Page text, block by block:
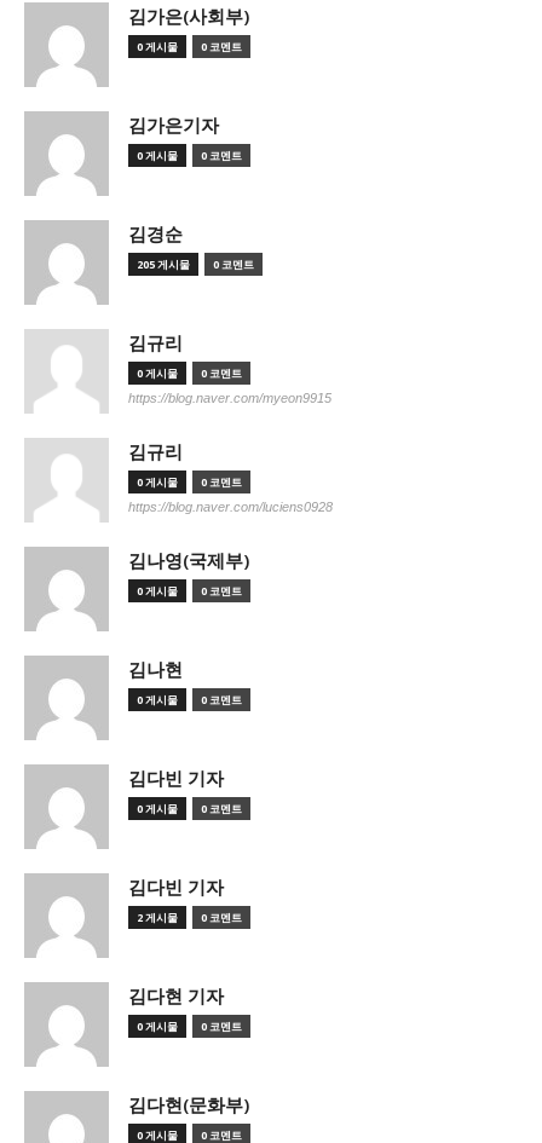
김가은(사회부)
0 게시물 0 코멘트
김가은기자
0 게시물 0 코멘트
김경순
205 게시물 0 코멘트
김규리
0 게시물 0 코멘트
https://blog.naver.com/myeon9915
김규리
0 게시물 0 코멘트
https://blog.naver.com/luciens0928
김나영(국제부)
0 게시물 0 코멘트
김나현
0 게시물 0 코멘트
김다빈 기자
0 게시물 0 코멘트
김다빈 기자
2 게시물 0 코멘트
김다현 기자
0 게시물 0 코멘트
김다현(문화부)
0 게시물 0 코멘트